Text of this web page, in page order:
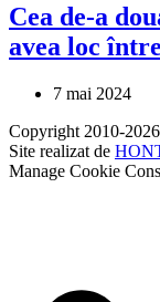
Cea de-a
avea loc
7 mai 2024
Copyright 2010-
Site realizat de
Manage Cookie